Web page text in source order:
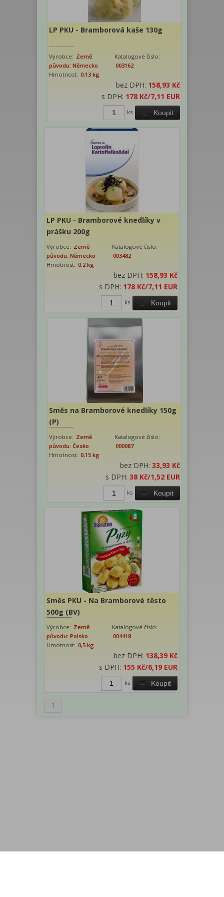
LP PKU - Bramborová kaše 130g
Výrobce: Země
původu: Německo
Katalogové číslo:
003162
Hmotnost: 0,13 kg
bez DPH: 158,93 Kč
s DPH: 178 Kč/7,11 EUR
Koupit
ks
LP PKU - Bramborové knedlíky v
prášku 200g
Výrobce: Země
původu: Německo
Katalogové číslo:
003482
Hmotnost: 0,2 kg
bez DPH: 158,93 Kč
s DPH: 178 Kč/7,11 EUR
Koupit
ks
Směs na Bramborové knedlíky 150g
(P)
Výrobce: Země
původu: Česko
Katalogové číslo:
000087
Hmotnost: 0,15 kg
bez DPH:33,93 Kč
s DPH:38 Kč/1,52 EUR
Koupit
ks
Směs PKU - Na Bramborové těsto
500g (BV)
Výrobce: Země
původu: Polsko
Katalogové číslo:
004418
Hmotnost: 0,5 kg
bez DPH: 138,39 Kč
s DPH: 155 Kč/6,19 EUR
Koupit
ks
1